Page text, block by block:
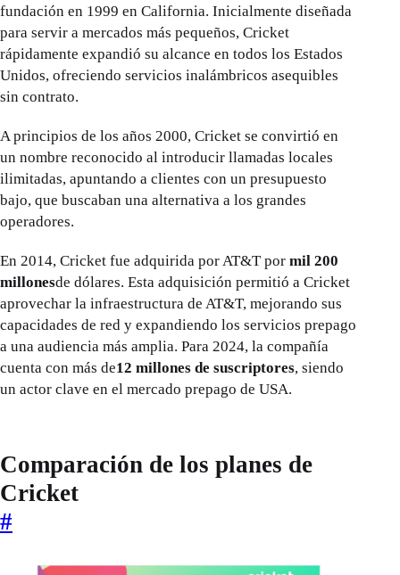
fundación en 1999 en California. Inicialmente diseñada
para servir a mercados más pequeños, Cricket
rápidamente expandió su alcance en todos los Estados
Unidos, ofreciendo servicios inalámbricos asequibles
sin contrato.
A principios de los años 2000, Cricket se convirtió en
un nombre reconocido al introducir llamadas locales
ilimitadas, apuntando a clientes con un presupuesto
bajo, que buscaban una alternativa a los grandes
operadores.
En 2014, Cricket fue adquirida por AT&T por mil 200
millonesde dólares. Esta adquisición permitió a Cricket
aprovechar la infraestructura de AT&T, mejorando sus
capacidades de red y expandiendo los servicios prepago
a una audiencia más amplia. Para 2024, la compañía
cuenta con más de12 millones de suscriptores, siendo
un actor clave en el mercado prepago de USA.
Comparación de los planes de
Cricket
#